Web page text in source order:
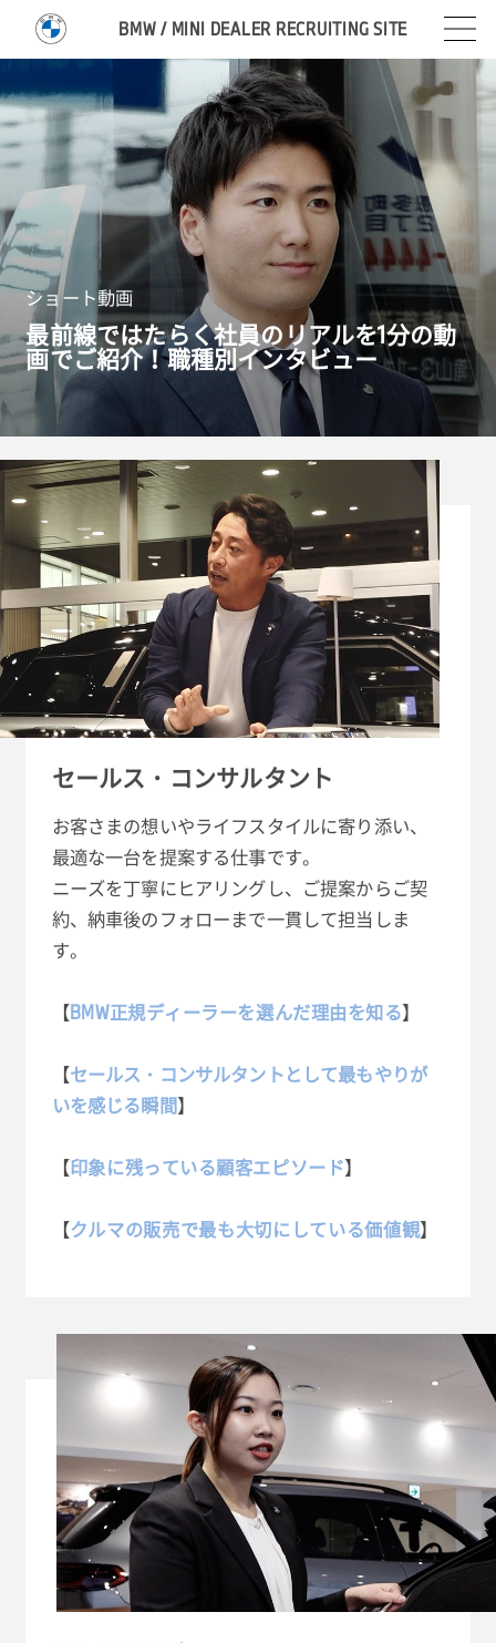
BMW / MINI DEALER RECRUITING SITE
ショート動画
最前線ではたらく社員のリアルを1分の動
画でご紹介！職種別インタビュー
セールス・コンサルタント
お客さまの想いやライフスタイルに寄り添い、
最適な一台を提案する仕事です。
ニーズを丁寧にヒアリングし、ご提案からご契
約、納車後のフォローまで一貫して担当しま
す。
【BMW正規ディーラーを選んだ理由を知る】
【セールス・コンサルタントとして最もやりが
いを感じる瞬間】
【印象に残っている顧客エピソード】
【クルマの販売で最も大切にしている価値観】